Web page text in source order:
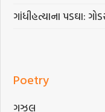
ગાંધીહત્યાના પડઘા:
Poetry
ગઝલ